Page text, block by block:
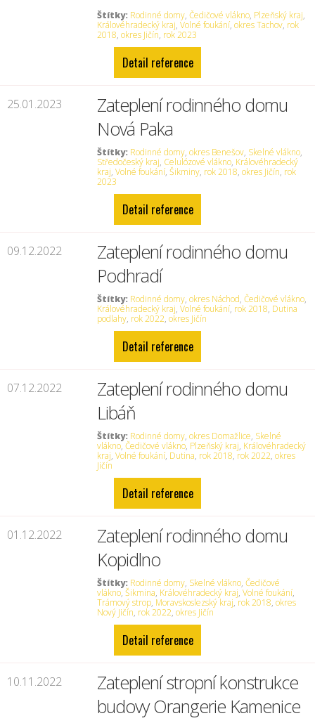
Štítky: Rodinné domy,Čedičové vlákno, Plzeňský kraj,
Královéhradecký kraj,Volné foukání,okres Tachov, rok
2018,okres Jičín, rok 2023
Detail reference
25.01.2023
Zateplení rodinného domu
Nová Paka
Štítky: Rodinné domy,okres Benešov, Skelné vlákno,
Středočeský kraj, Celulózové vlákno, Královéhradecký
kraj,Volné foukání,Šikminy, rok 2018,okres Jičín, rok
2023
Detail reference
09.12.2022
Zateplení rodinného domu
Podhradí
Štítky: Rodinné domy,okres Náchod,Čedičové vlákno,
Královéhradecký kraj,Volné foukání, rok 2018, Dutina
podlahy, rok 2022,okres Jičín
Detail reference
07.12.2022
Zateplení rodinného domu
Libáň
Štítky: Rodinné domy,okres Domažlice, Skelné
vlákno,Čedičové vlákno, Plzeňský kraj, Královéhradecký
kraj,Volné foukání, Dutina, rok 2018, rok 2022,okres
Jičín
Detail reference
01.12.2022
Zateplení rodinného domu
Kopidlno
Štítky: Rodinné domy, Skelné vlákno,Čedičové
vlákno,Šikmina, Královéhradecký kraj,Volné foukání,
Trámový strop, Moravskoslezský kraj, rok 2018,okres
Nový Jičín, rok 2022,okres Jičín
Detail reference
10.11.2022
Zateplení stropní konstrukce
budovy Orangerie Kamenice